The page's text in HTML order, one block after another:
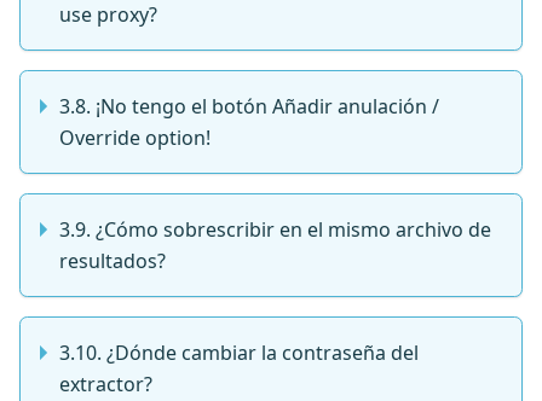
use proxy?
3.8. ¡No tengo el botón Añadir anulación /
Override option!
3.9. ¿Cómo sobrescribir en el mismo archivo de
resultados?
3.10. ¿Dónde cambiar la contraseña del
extractor?